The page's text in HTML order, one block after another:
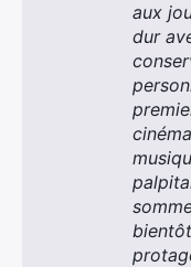
aux
dur